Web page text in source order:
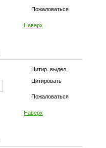
Пожаловаться
Наверх
Цитир. выдел.
Цитировать
Пожаловаться
Наверх